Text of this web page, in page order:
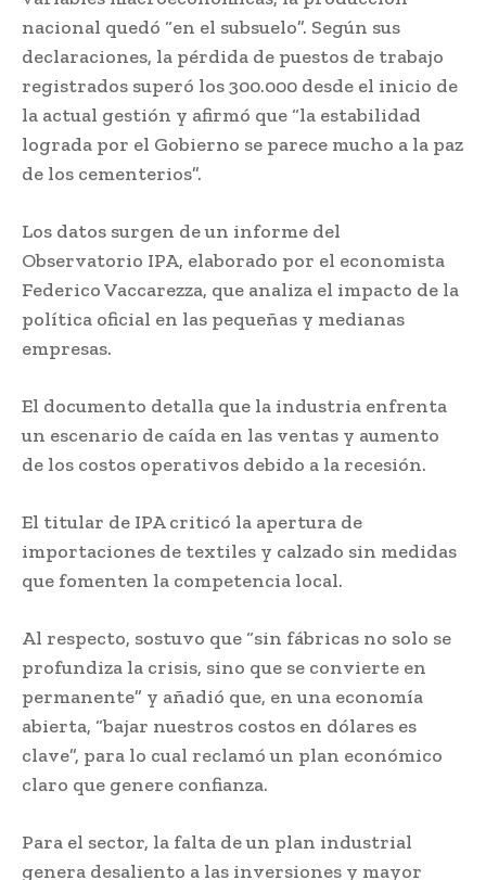
nacional quedó “en el subsuelo”. Según sus
declaraciones, la pérdida de puestos de trabajo
registrados superó los 300.000 desde el inicio de
la actual gestión y afirmó que “la estabilidad
lograda por el Gobierno se parece mucho a la paz
de los cementerios”.
Los datos surgen de un informe del
Observatorio IPA, elaborado por el economista
Federico Vaccarezza, que analiza el impacto de la
política oficial en las pequeñas y medianas
empresas.
El documento detalla que la industria enfrenta
un escenario de caída en las ventas y aumento
de los costos operativos debido a la recesión.
El titular de IPA criticó la apertura de
importaciones de textiles y calzado sin medidas
que fomenten la competencia local.
Al respecto, sostuvo que “sin fábricas no solo se
profundiza la crisis, sino que se convierte en
permanente” y añadió que, en una economía
abierta, “bajar nuestros costos en dólares es
clave”, para lo cual reclamó un plan económico
claro que genere confianza.
Para el sector, la falta de un plan industrial
genera desaliento a las inversiones y mayor